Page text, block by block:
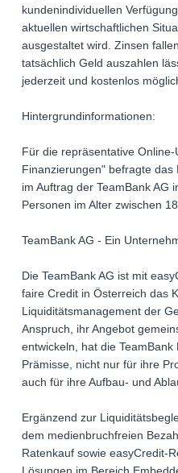
kundenindividuellen
aktuellen wirtschaftlichen
ausgestaltet wird. Zinsen
tatsächlich Geld auszahlen
jederzeit und kostenlos
Hintergrundinformationen:
Für die repräsentative
Finanzierungen" befragte
im Auftrag der TeamBank AG
Personen im Alter zwischen
TeamBank AG - Ein
Die TeamBank AG ist mit
faire Credit in Österreich das
Liquiditätsmanagement der
Anspruch, ihr Angebot
entwickeln, hat die
Prämisse, nicht nur für ihre
auch für ihre Aufbau- und
Ergänzend zur
dem medienbruchfreien
Ratenkauf sowie easyCredit-